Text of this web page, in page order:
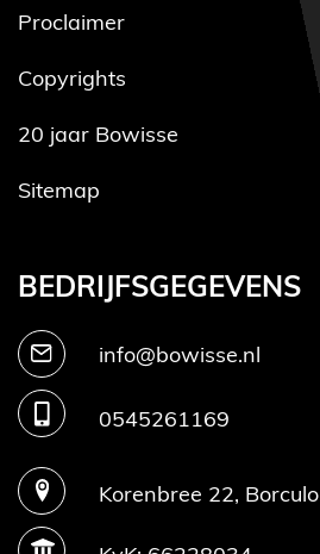
Proclaimer
Copyrights
20 jaar Bowisse
Sitemap
BEDRIJFSGEGEVENS
info@bowisse.nl
0545261169
Korenbree 22, Borculo